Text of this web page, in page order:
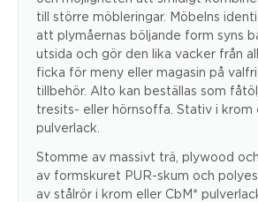
till större möbleringar. Möbelns
att plymåernas böljande form syns
utsida och gör den lika vacker från
ficka för meny eller magasin på
tillbehör. Alto kan beställas som
tresits- eller hörnsoffa. Stativ i krom
pulverlack.
Stomme av massivt trä, plywood
av formskuret PUR-skum och
av stålrör i krom eller CbM*